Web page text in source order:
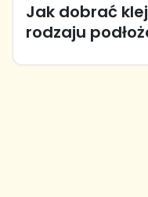
Jak dobrać
rodzaju